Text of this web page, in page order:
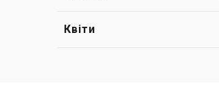
Квіти